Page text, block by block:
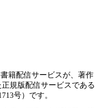
籍配信サービスが、著作
規版配信サービスである
号）です。